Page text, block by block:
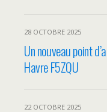
28 OCTOBRE 2025
Un nouveau point
Havre F5ZQU
22 OCTOBRE 2025